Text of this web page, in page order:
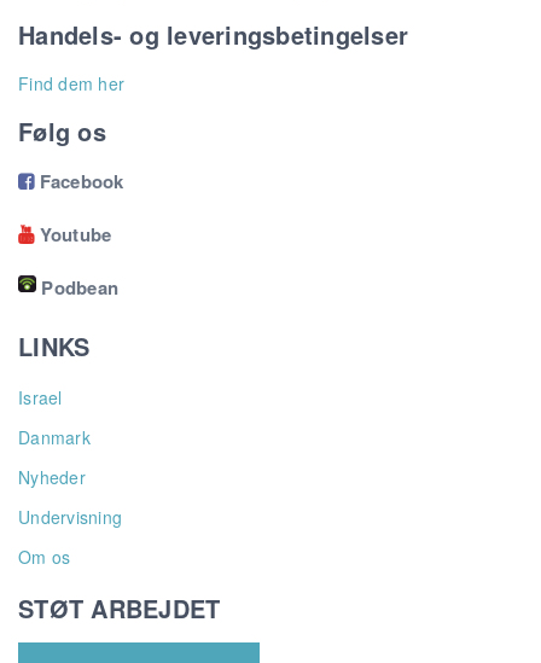
Handels- og leveringsbetingelser
Find dem her
Følg os
Facebook
Youtube
Podbean
LINKS
Israel
Danmark
Nyheder
Undervisning
Om os
STØT ARBEJDET